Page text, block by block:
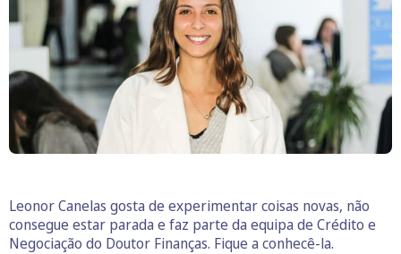
Leonor Canelas gosta de experimentar coisas novas, não
consegue estar parada e faz parte da equipa de Crédito e
Negociação do Doutor Finanças. Fique a conhecê-la.